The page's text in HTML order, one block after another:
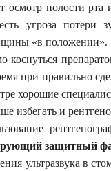
осмотр полости рта
угроза потери
«в положении».
коснуться
при правильно
хорошие
избегать и
защитный
ультразвука в